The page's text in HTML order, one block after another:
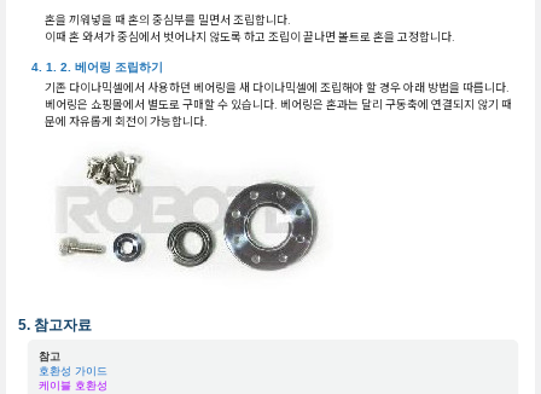
혼을 끼워넣을 때 혼의 중심부를 밀면서 조립합니다.
이때 혼 와셔가 중심에서 벗어나지 않도록 하고 조립이 끝나면 볼트로 혼을 고정합니다.
베어링 조립하기
기존 다이나믹셀에서 사용하던 베어링을 새 다이나믹셀에 조립해야 할 경우 아래 방법을 따릅니다.
베어링은 쇼핑몰에서 별도로 구매할 수 있습니다. 베어링은 혼과는 달리 구동축에 연결되지 않기 때
문에 자유롭게 회전이 가능합니다.
참고자료
참고
호환성 가이드
케이블 호환성